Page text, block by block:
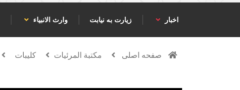
اخبار زیارت به نیابت وارث الانبياء
صفحه اصلی مكتبة المرئيات كليبات